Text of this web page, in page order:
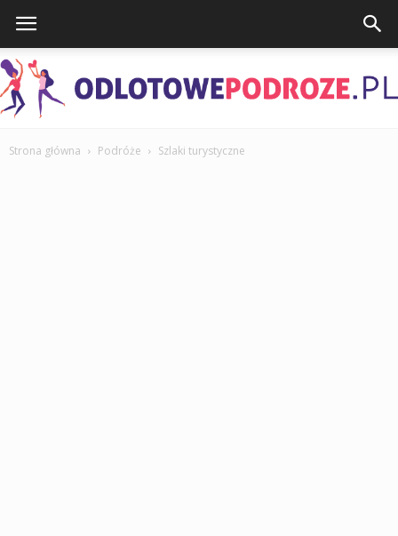
OdlotowePodroze.pl
Strona główna Podróże Szlaki turystyczne